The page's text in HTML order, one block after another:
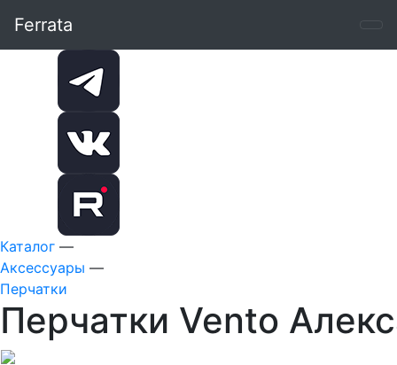
Ferrata
Каталог —
Аксессуары —
Перчатки
Перчатки Vento